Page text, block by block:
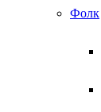
Фолк